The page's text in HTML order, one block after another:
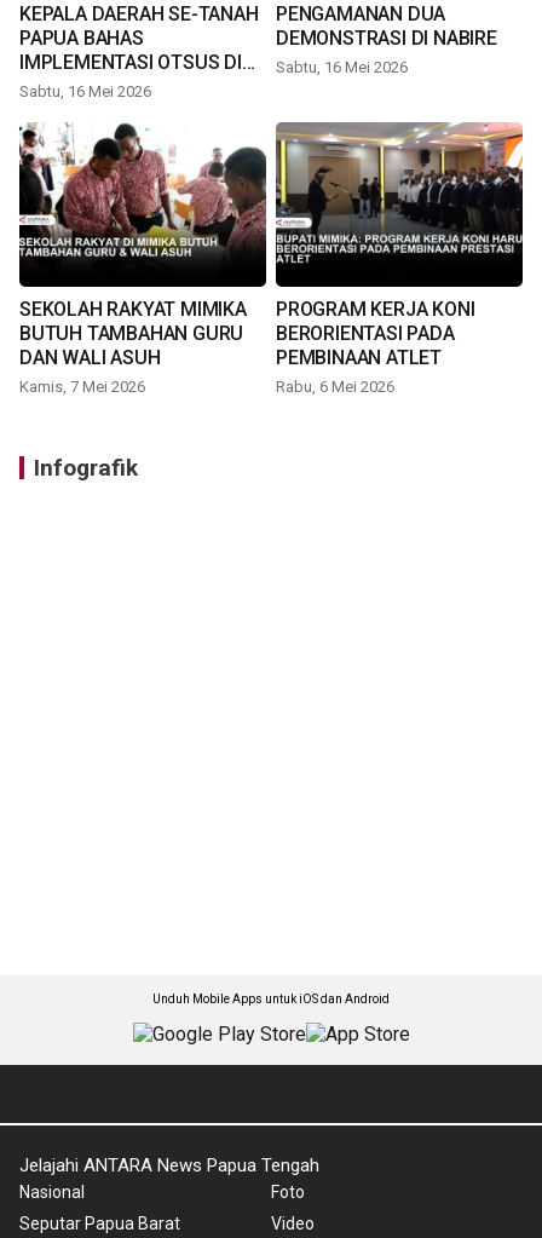
KEPALA DAERAH SE-TANAH
PAPUA BAHAS
IMPLEMENTASI OTSUS DI
TIMIKA
Sabtu, 16 Mei 2026
PENGAMANAN DUA
DEMONSTRASI DI NABIRE
Sabtu, 16 Mei 2026
SEKOLAH RAKYAT MIMIKA
BUTUH TAMBAHAN GURU
DAN WALI ASUH
Kamis, 7 Mei 2026
PROGRAM KERJA KONI
BERORIENTASI PADA
PEMBINAAN ATLET
Rabu, 6 Mei 2026
Infografik
Unduh Mobile Apps untuk iOS dan Android
Jelajahi ANTARA News Papua Tengah
Nasional
Seputar Papua Barat
Foto
Video